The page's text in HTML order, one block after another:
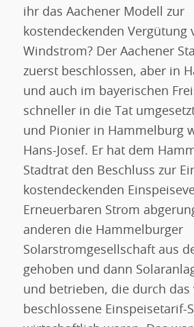
ihr das Aachener Modell zur
kostendeckenden Vergütung
Windstrom? Der Aachener
zuerst beschlossen, aber in
und auch im bayerischen
schneller in die Tat
und Pionier in Hammelburg
Hans-Josef. Er hat dem
Stadtrat den Beschluss zur
kostendeckenden
Erneuerbaren Strom
anderen die Hammelburger
Solarstromgesellschaft aus
gehoben und dann
und betrieben, die durch das
beschlossene Einspeisetarif-